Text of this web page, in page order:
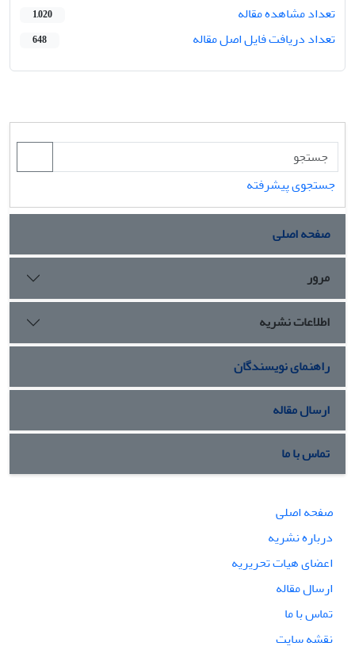
تعداد مشاهده مقاله
1,020
تعداد دریافت فایل اصل مقاله 648
جستجوی پیشرفته
صفحه اصلی
مرور
اطلاعات نشریه
راهنمای نویسندگان
ارسال مقاله
تماس با ما
صفحه اصلی
درباره نشریه
اعضای هیات تحریریه
ارسال مقاله
تماس با ما
نقشه سایت